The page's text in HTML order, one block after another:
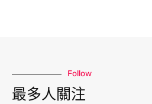
Follow
最多人關注